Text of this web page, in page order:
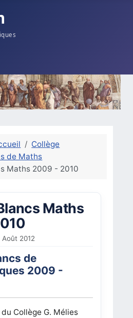
Collège
de Maths
Maths 2009 - 2010
Maths
2012
de
2009 -
Collège G. Mélies